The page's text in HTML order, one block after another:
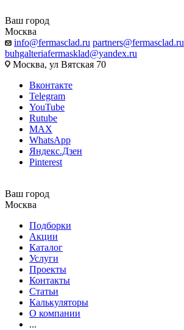
Ваш город
Москва
info@fermasclad.ru partners@fermasclad.ru
buhgalteriafermasklad@yandex.ru
Москва, ул Вятская 70
Вконтакте
Telegram
YouTube
Rutube
MAX
WhatsApp
Яндекс.Дзен
Pinterest
Ваш город
Москва
Подборки
Акции
Каталог
Услуги
Проекты
Контакты
Статьи
Калькуляторы
О компании
...